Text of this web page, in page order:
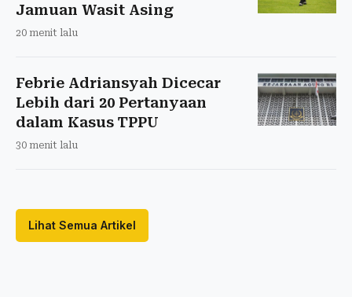
Jamuan Wasit Asing
20 menit lalu
Febrie Adriansyah Dicecar
Lebih dari 20 Pertanyaan
dalam Kasus TPPU
30 menit lalu
Lihat Semua Artikel